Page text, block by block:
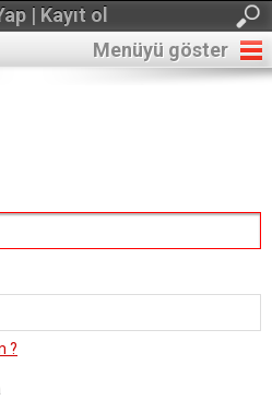
| Kayıt ol
Menüyü göster
?